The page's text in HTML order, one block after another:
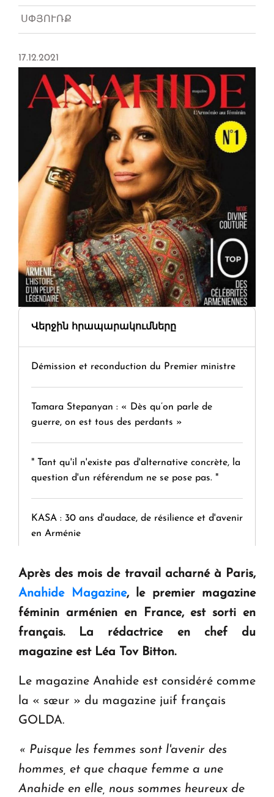
ՍՓՅՈՒՌՔ
17.12.2021
Վերջին հրապարակումները
Démission et reconduction du Premier ministre
Tamara Stepanyan : « Dès qu’on parle de
guerre, on est tous des perdants »
" Tant qu'il n'existe pas d'alternative concrète, la
question d'un référendum ne se pose pas. "
KASA : 30 ans d'audace, de résilience et d'avenir
en Arménie
Le premier hôtel Hyatt Regency d'Arménie
ouvrira ses portes à Dilijan
Après des mois de travail acharné à Paris,
Anahide Magazine, le premier magazine
féminin arménien en France, est sorti en
français. La rédactrice en chef du
magazine est Léa Tov Bitton.
Le magazine Anahide est considéré comme
la « sœur » du magazine juif français
GOLDA.
« Puisque les femmes sont l'avenir des
hommes, et que chaque femme a une
Anahide en elle, nous sommes heureux de